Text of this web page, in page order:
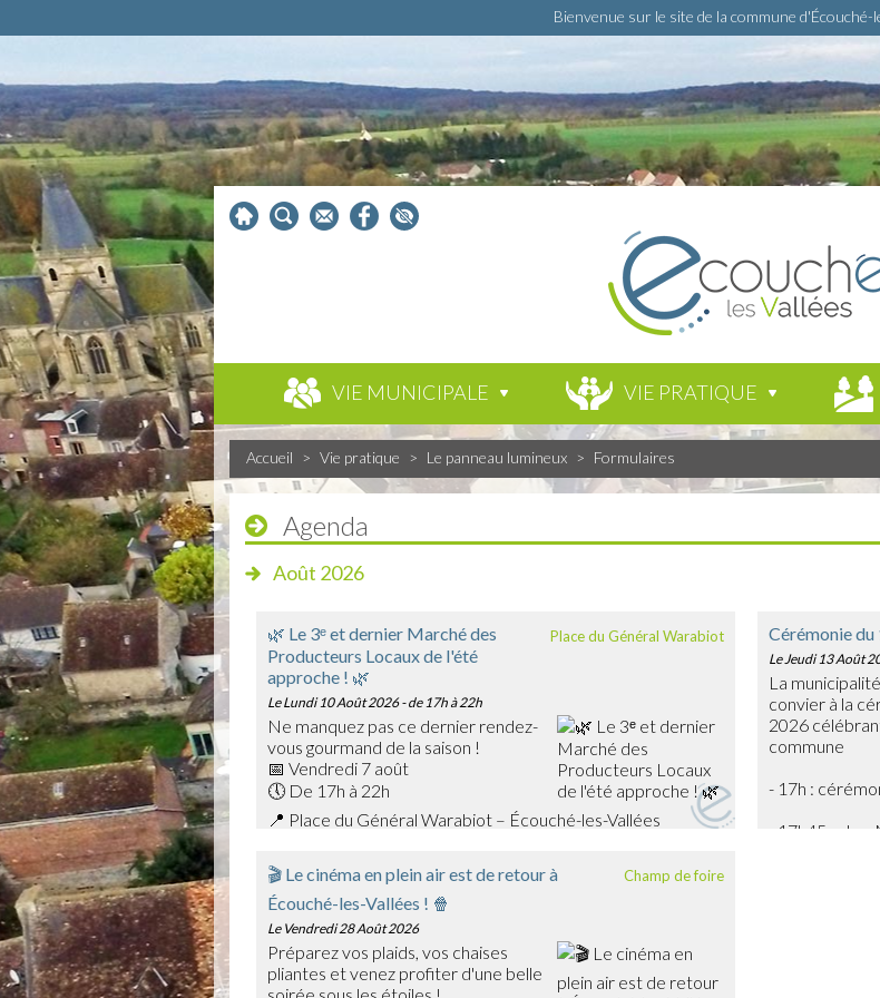
Bienvenue sur le site de la commune d'Écouché-
VIE MUNICIPALE VIE PRATIQUE
Accueil > Vie pratique > Le panneau lumineux > Formulaires
Agenda
Août 2026
Place du Général Warabiot
🌿 Le 3ᵉ et dernier Marché des
Producteurs Locaux de l'été
approche ! 🌿
Le Lundi 10 Août 2026- de 17h à 22h
Ne manquez pas ce dernier rendez-
vous gourmand de la saison !
📅 Vendredi 7 août
🕔 De 17h à 22h
📍 Place du Général Warabiot – Écouché-les-Vallées
savoir-faire et faire le plein de produits frais, artisanaux et de
saison : confitures, boissons, œufs, légumes, gourmandises…
et bien d'autres trésors du terroir !
🎶 La soirée sera également animée en musique par
Emmanuel Toutain, pour une ambiance festive et
chaleureuse.
Profitez de cette dernière édition estivale pour partager un
Cérémonie du
Le Jeudi 13 Août
La
convier à la
2026
commune
- 17h :
- 17h45 :
Champ de foire
🎬 Le cinéma en plein air est de retour à
Écouché-les-Vallées ! 🍿
Le Vendredi 28 Août 2026
Préparez vos plaids, vos chaises
pliantes et venez profiter d'une belle